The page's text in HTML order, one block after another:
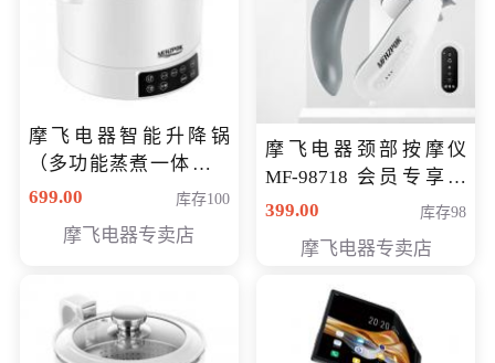
摩飞电器智能升降锅
（多功能蒸煮一体锅）
（智能升降养生锅） 会
699.00 库存100
摩飞电器专卖店
摩飞电器颈部按摩仪
MF-98718 会员专享价
299元
399.00 库存98
摩飞电器专卖店